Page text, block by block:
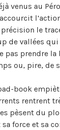
venus au
le
de vallées
pas prendre la
ou, pire, de
book
rentrent
pèsent du
force et sa